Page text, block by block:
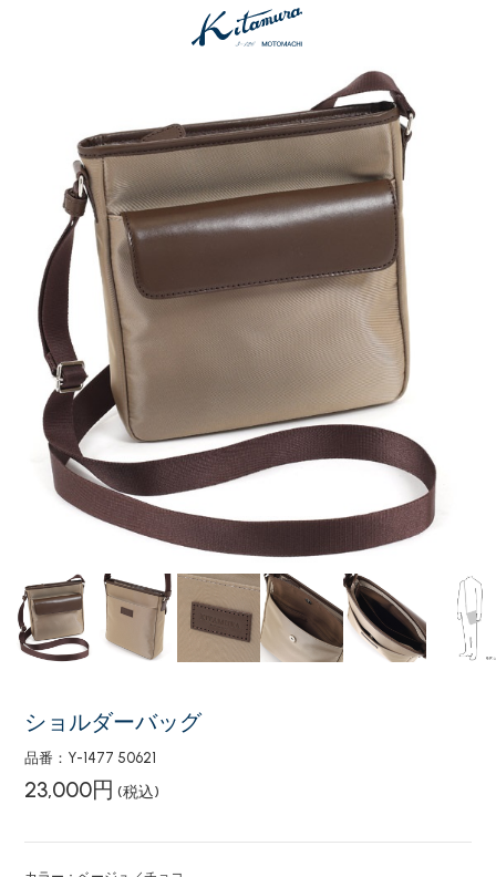
ショルダーバッグ
品番：Y-1477 50621
23,000円 (税込)